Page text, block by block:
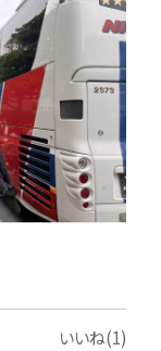
いいね(1)